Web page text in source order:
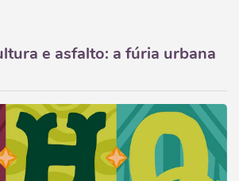
e asfalto: a fúria urbana